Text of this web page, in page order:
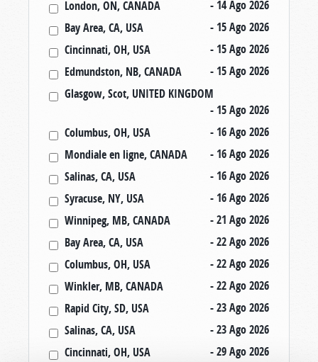
London, ON, CANADA
- 14 Ago 2026
Bay Area, CA, USA
- 15 Ago 2026
Cincinnati, OH, USA
- 15 Ago 2026
Edmundston, NB, CANADA
- 15 Ago 2026
Glasgow, Scot, UNITED KINGDOM
- 15 Ago 2026
Columbus, OH, USA
- 16 Ago 2026
Mondiale en ligne, CANADA
- 16 Ago 2026
Salinas, CA, USA
- 16 Ago 2026
Syracuse, NY, USA
- 16 Ago 2026
Winnipeg, MB, CANADA
- 21 Ago 2026
Bay Area, CA, USA
- 22 Ago 2026
Columbus, OH, USA
- 22 Ago 2026
Winkler, MB, CANADA
- 22 Ago 2026
Rapid City, SD, USA
- 23 Ago 2026
Salinas, CA, USA
- 23 Ago 2026
Cincinnati, OH, USA
- 29 Ago 2026